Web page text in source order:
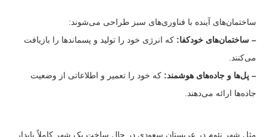
ساختمان‌های آینده با فناوری‌های سبز طراحی می‌شوند:
– ساختمان‌های خودکفا: که انرژی خود را تولید و پسماندها را بازیافت
می‌کنند.
– پل‌ها و جاده‌های هوشمند: که خود را تعمیر و اطلاعاتی از وضعیت
جاده‌ها ارائه می‌دهند.
مثل شهر نئوم در عربستان سعودی در حال ساخت یک شهر کاملاً پایدار